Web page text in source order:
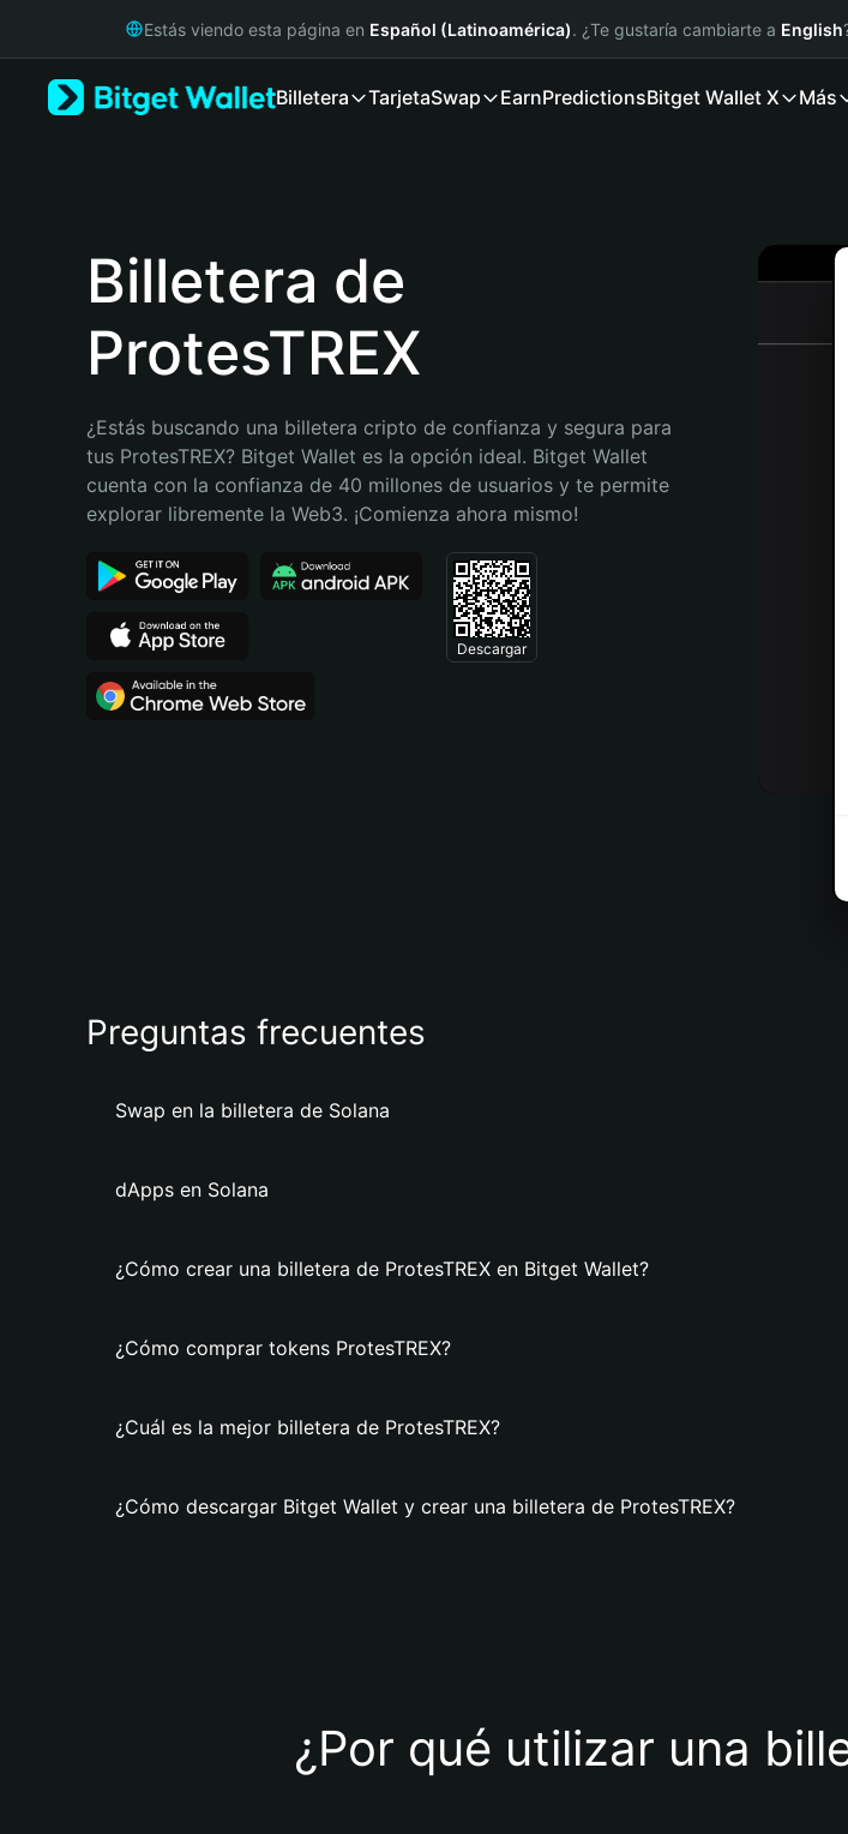
Русский
Português (Portugal)
Bahasa Indonesia
Português (Brasil)
Español (Argentina)
Estás viendo esta página en Español (Latinoamérica). ¿Te gustaría cambiarte a English
Billetera TarjetaSwap EarnPredictionsBitget Wallet X Más
Billetera de
ProtesTREX
¿Estás buscando una billetera cripto de confianza y segura para
tus ProtesTREX? Bitget Wallet es la opción ideal. Bitget Wallet
cuenta con la confianza de 40 millones de usuarios y te permite
explorar libremente la Web3. ¡Comienza ahora mismo!
Descargar
Preguntas frecuentes
Swap en la billetera de Solana
dApps en Solana
¿Cómo crear una billetera de ProtesTREX en Bitget Wallet?
¿Cómo comprar tokens ProtesTREX?
¿Cuál es la mejor billetera de ProtesTREX?
¿Cómo descargar Bitget Wallet y crear una billetera de ProtesTREX?
¿Por qué utilizar una